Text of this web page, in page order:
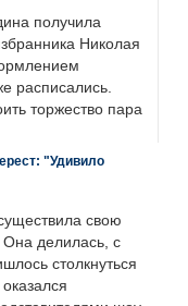
получила
Николая
расписались.
торжество пара
"Удивило
свою
Она делилась, с
столкнуться